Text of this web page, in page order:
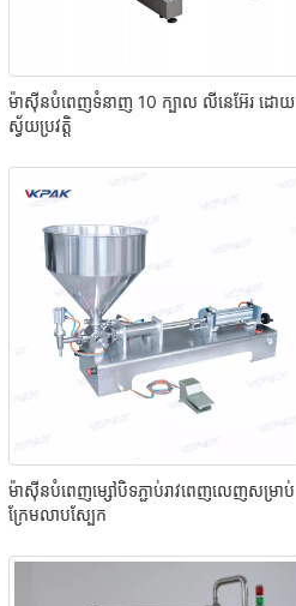
ម៉ាស៊ីនបំពេញទំនាញ 10 ក្បាល លីនេអ៊ែរ ដោយ
ស្វ័យប្រវត្តិ
ម៉ាស៊ីនបំពេញម្សៅបិទភ្ជាប់រាវពេញលេញសម្រាប់
ក្រែមលាបស្បែក